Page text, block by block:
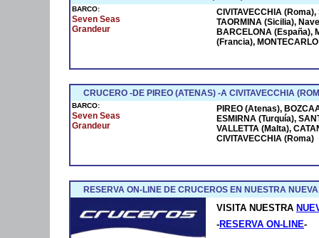
BARCO:
Seven Seas
Grandeur
CIVITAVECCHIA
TAORMINA (Sicilia),
BARCELONA (España),
(Francia),
CRUCERO -DE PIREO (ATENAS) -A CIVITAVECCHIA
BARCO:
Seven Seas
Grandeur
PIREO (Atenas),
ESMIRNA (Turquía),
VALLETTA (Malta),
CIVITAVECCHIA (Roma)
RESERVA ON-LINE DE CRUCEROS EN NUESTRA
VISITA NUESTRA
-RESERVA ON-LINE-